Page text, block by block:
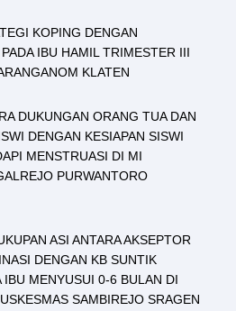
KOPING DENGAN
IBU HAMIL TRIMESTER III
KLATEN
DUKUNGAN ORANG TUA DAN
DENGAN KESIAPAN SISWI
MENSTRUASI DI MI
PURWANTORO
ASI ANTARA AKSEPTOR
DENGAN KB SUNTIK
IBU MENYUSUI 0-6 BULAN DI
SAMBIREJO SRAGEN